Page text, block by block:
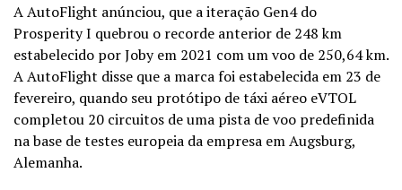
A AutoFlight anúnciou, que a iteração Gen4 do
Prosperity I quebrou o recorde anterior de 248 km
estabelecido por Joby em 2021 com um voo de 250,64 km.
A AutoFlight disse que a marca foi estabelecida em 23 de
fevereiro, quando seu protótipo de táxi aéreo eVTOL
completou 20 circuitos de uma pista de voo predefinida
na base de testes europeia da empresa em Augsburg,
Alemanha.